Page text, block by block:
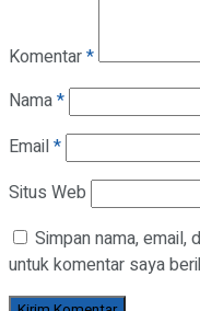
Komentar*
Nama*
Email*
Situs Web
Simpan nama, email,
untuk komentar saya